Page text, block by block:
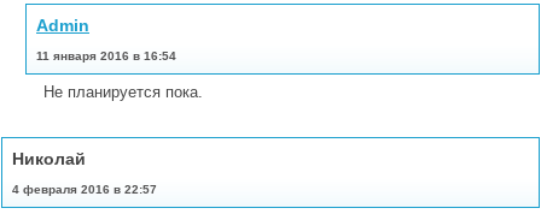
Admin
11 января 2016 в 16:54
Не планируется пока.
Николай
4 февраля 2016 в 22:57